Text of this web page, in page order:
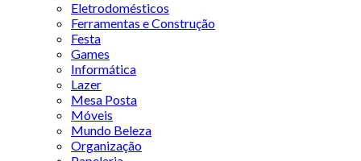
Eletrodomésticos
Ferramentas e Construção
Festa
Games
Informática
Lazer
Mesa Posta
Móveis
Mundo Beleza
Organização